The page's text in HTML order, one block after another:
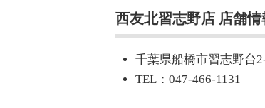
西友北習志野店 店舗情
千葉県船橋市習志野台
TEL：047-466-1131